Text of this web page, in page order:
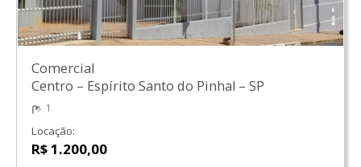
Comercial
Centro – Espírito Santo do Pinhal – SP
1
Locação:
R$ 1.200,00